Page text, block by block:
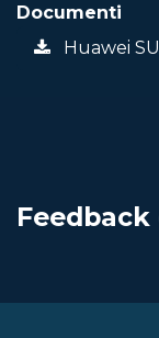
Documenti
Huawei